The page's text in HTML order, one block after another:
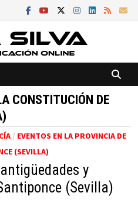
CONSTITUCIÓN DE
/ EVENTOS EN LA PROVINCIA DE
(SEVILLA)
y
(Sevilla)